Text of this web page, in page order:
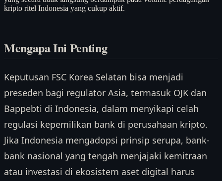
kripto ritel Indonesia yang cukup aktif.
Mengapa Ini Penting
Keputusan FSC Korea Selatan bisa menjadi
preseden bagi regulator Asia, termasuk OJK dan
Bappebti di Indonesia, dalam menyikapi celah
regulasi kepemilikan bank di perusahaan kripto.
Jika Indonesia mengadopsi prinsip serupa, bank-
bank nasional yang tengah menjajaki kemitraan
atau investasi di ekosistem aset digital harus